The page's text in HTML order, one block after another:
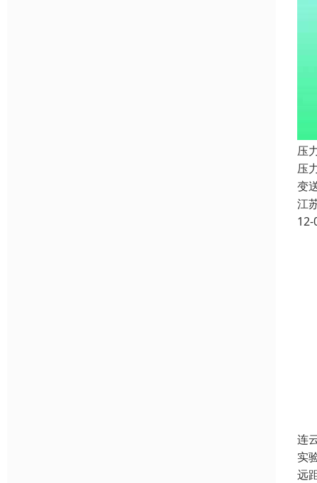
压
压
变
江
12-
连
实
远